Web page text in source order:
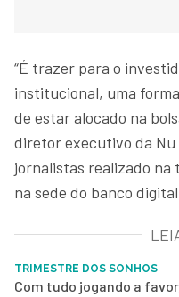
“É trazer para o
institucional, uma
de estar alocado na
diretor executivo da Nu
jornalistas realizado na
na sede do banco
TRIMESTRE DOS SONHOS
Com tudo jogando a